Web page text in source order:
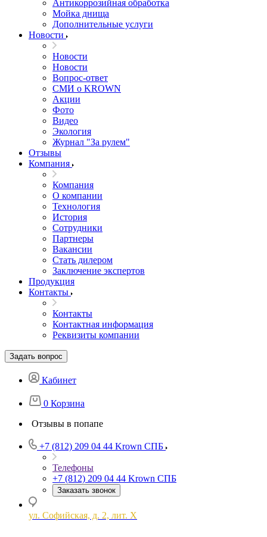
Антикоррозийная обработка
Мойка днища
Дополнительные услуги
Новости
Новости
Новости
Вопрос-ответ
СМИ о KROWN
Акции
Фото
Видео
Экология
Журнал "За рулем"
Отзывы
Компания
Компания
О компании
Технология
История
Сотрудники
Партнеры
Вакансии
Стать дилером
Заключение экспертов
Продукция
Контакты
Контакты
Контактная информация
Реквизиты компании
Задать вопрос
Кабинет
0 Корзина
Отзывы в попапе
+7 (812) 209 04 44 Krown СПБ
Телефоны
+7 (812) 209 04 44 Krown СПБ
Заказать звонок
ул. Софийская, д. 2, лит. Х